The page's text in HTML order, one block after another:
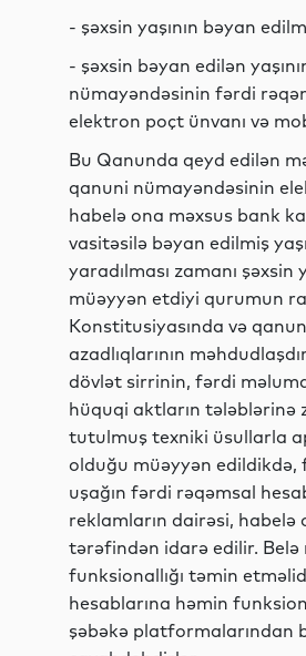
- şəxsin yaşının bəyan
- şəxsin bəyan edilən
nümayəndəsinin fərdi
elektron poçt ünvanı və
Bu Qanunda qeyd edilən
qanuni nümayəndəsinin
habelə ona məxsus bank
vasitəsilə bəyan edilmiş
yaradılması zamanı
müəyyən etdiyi qurumun
Konstitusiyasında və
azadlıqlarının
dövlət sirrinin, fərdi
hüquqi aktların tələblərinə
tutulmuş texniki üsullarla
olduğu müəyyən edildikdə,
uşağın fərdi rəqəmsal
reklamların dairəsi,
tərəfindən idarə edilir.
funksionallığı təmin
hesablarına həmin
şəbəkə platformalarından